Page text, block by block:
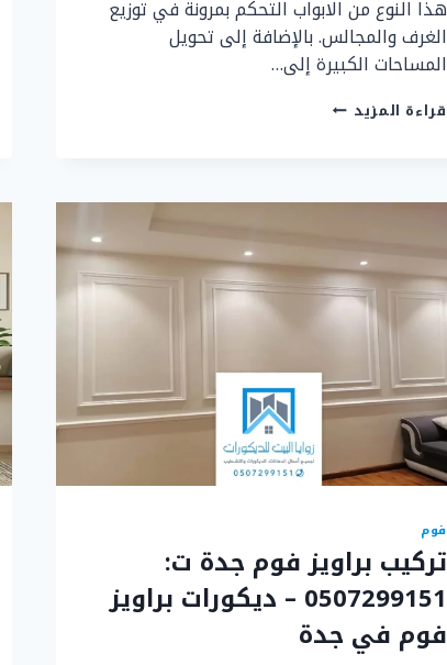
هذا النوع من الابواب التحكم بمرونة في توزيع
الغرف والمجالس. بالإضافة إلى تحويل
المساحات الكبيرة إلى…
قراءة المزيد ابواب
ابواب
اكورديون
جلد
للمجالس
فوم
تركيب براويز فوم جدة ت:
0507299151 – ديكورات براويز
فوم في جدة